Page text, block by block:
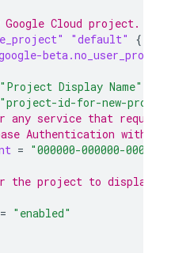
Google Cloud project.
"default"
{
"Project Display Name"
"project-id-for-new-
any service that
Authentication with
= "000000-000000-000000"
the project to display
= "enabled"